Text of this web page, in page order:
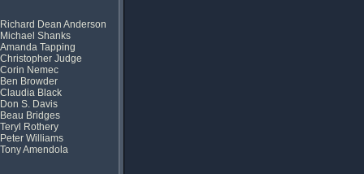
Richard Dean Anderson
Michael Shanks
Amanda Tapping
Christopher Judge
Corin Nemec
Ben Browder
Claudia Black
Don S. Davis
Beau Bridges
Teryl Rothery
Peter Williams
Tony Amendola